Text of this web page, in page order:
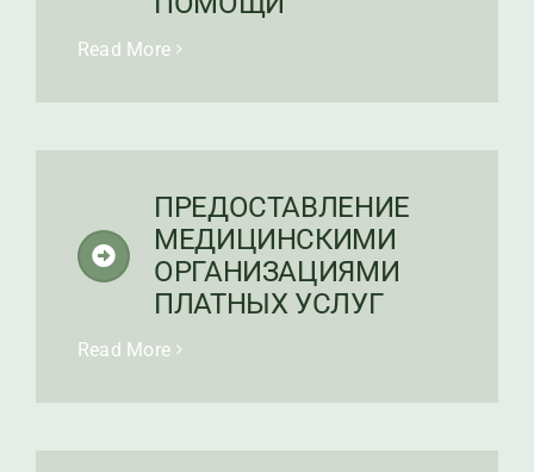
Read More
ПРЕДОСТАВЛЕНИЕ
МЕДИЦИНСКИМИ
ОРГАНИЗАЦИЯМИ
ПЛАТНЫХ УСЛУГ
Read More